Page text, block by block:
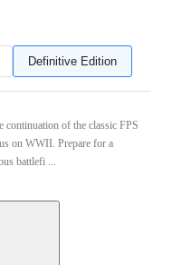
Definitive Edition
of the classic FPS
on WWII. Prepare for a
battlefi ...